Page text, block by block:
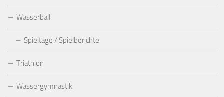
Wasserball
Spieltage / Spielberichte
Triathlon
Wassergymnastik